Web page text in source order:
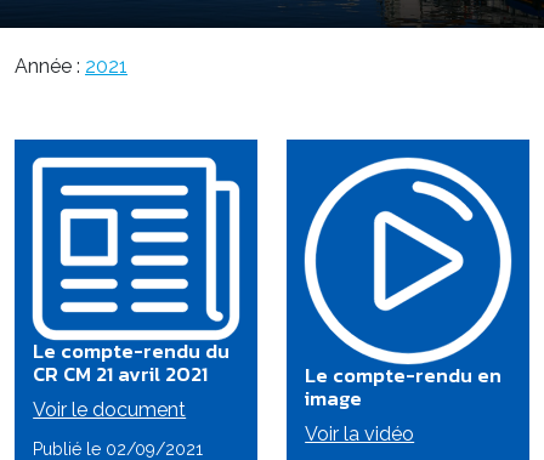
Année : 2021
Le compte-rendu du
CR CM 21 avril 2021
Voir le document
Publié le 02/09/2021
Le compte-rendu en
image
Voir la vidéo